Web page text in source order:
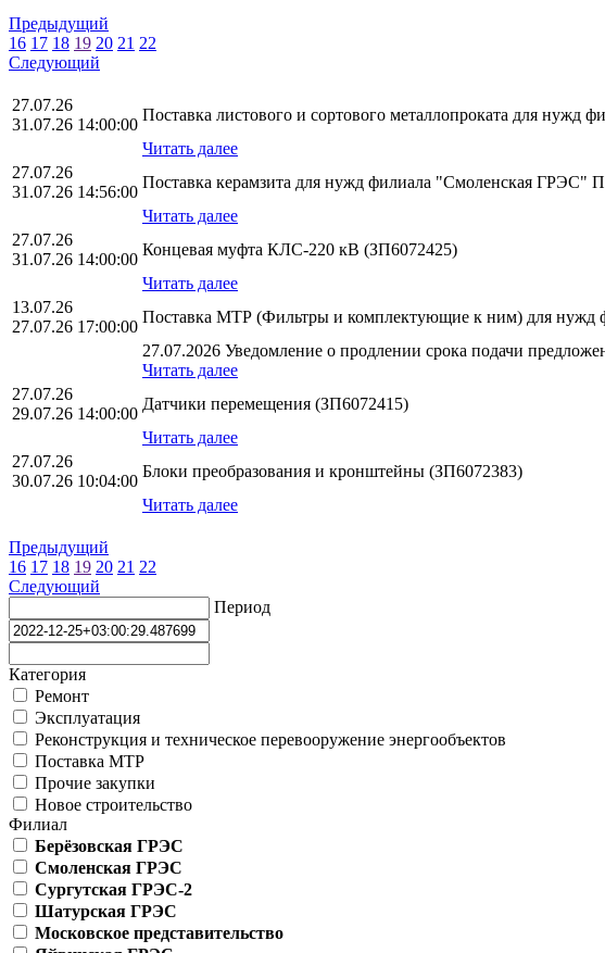
Предыдущий
16 17 18 19 20 21 22
Следующий
27.07.26
31.07.26 14:00:00
Поставка листового и сортового металлопроката для
Читать далее
27.07.26
31.07.26 14:56:00
Поставка керамзита для нужд филиала "Смоленская
Читать далее
27.07.26
31.07.26 14:00:00
Концевая муфта КЛС-220 кВ (ЗП6072425)
Читать далее
13.07.26
27.07.26 17:00:00
Поставка МТР (Фильтры и комплектующие к ним) для
27.07.2026 Уведомление о продлении срока подачи
Читать далее
27.07.26
29.07.26 14:00:00
Датчики перемещения (ЗП6072415)
Читать далее
27.07.26
30.07.26 10:04:00
Блоки преобразования и кронштейны (ЗП6072383)
Читать далее
Предыдущий
16 17 18 19 20 21 22
Следующий
Период
Категория
Ремонт
Эксплуатация
Реконструкция и техническое перевооружение энергообъектов
Поставка МТР
Прочие закупки
Новое строительство
Филиал
Берёзовская ГРЭС
Смоленская ГРЭС
Сургутская ГРЭС-2
Шатурская ГРЭС
Московское представительство